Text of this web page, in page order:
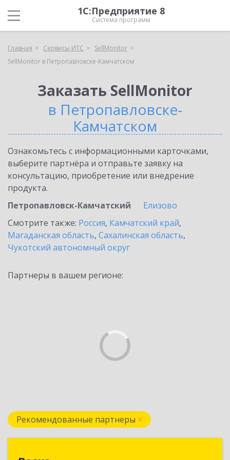
1С:Предприятие 8
Система программ
Главная Сервисы ИТС
SellMonitor
SellMonitor в Петропавловске-Камчатском
Заказать SellMonitor
в Петропавловске-
Камчатском
Ознакомьтесь с информационными карточками,
выберите партнёра и отправьте заявку на
консультацию, приобретение или внедрение
продукта.
Петропавловск-Камчатский
Елизово
Смотрите также: Россия, Камчатский край,
Магаданская область, Сахалинская область,
Чукотский автономный округ
Партнеры в вашем регионе:
Рекомендованные партнеры